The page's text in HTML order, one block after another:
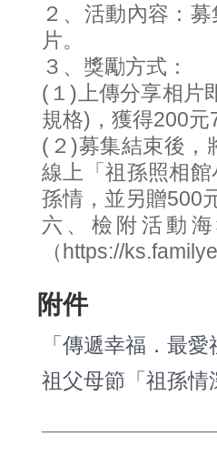
２、活動內容：
片。
３、獎勵方式：
(１)上傳分享相片
規格)，獲得200
(２)募集結束後，
線上「祖孫照相
孫情，並另贈500
六、檢附活動
（https://
附件
「傳遞幸福．最
祖父母節「祖孫情